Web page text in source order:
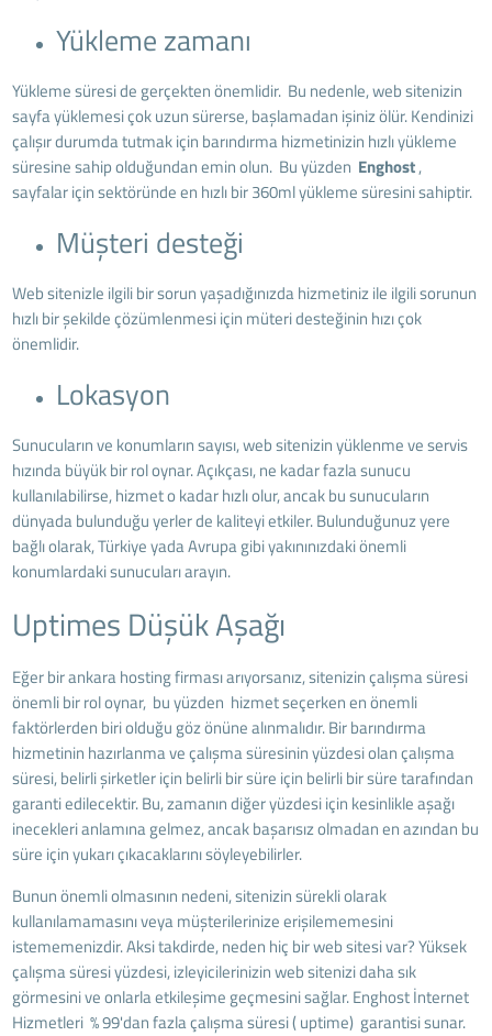
Yükleme zamanı
Yükleme süresi de gerçekten önemlidir. Bu nedenle, web sitenizin
sayfa yüklemesi çok uzun sürerse, başlamadan işiniz ölür. Kendinizi
çalışır durumda tutmak için barındırma hizmetinizin hızlı yükleme
süresine sahip olduğundan emin olun. Bu yüzden Enghost,
sayfalar için sektöründe en hızlı bir 360ml yükleme süresini sahiptir.
Müşteri desteği
Web sitenizle ilgili bir sorun yaşadığınızda hizmetiniz ile ilgili sorunun
hızlı bir şekilde çözümlenmesi için müteri desteğinin hızı çok
önemlidir.
Lokasyon
Sunucuların ve konumların sayısı, web sitenizin yüklenme ve servis
hızında büyük bir rol oynar. Açıkçası, ne kadar fazla sunucu
kullanılabilirse, hizmet o kadar hızlı olur, ancak bu sunucuların
dünyada bulunduğu yerler de kaliteyi etkiler. Bulunduğunuz yere
bağlı olarak, Türkiye yada Avrupa gibi yakınınızdaki önemli
konumlardaki sunucuları arayın.
Uptimes Düşük Aşağı
Eğer bir ankara hosting firması arıyorsanız, sitenizin çalışma süresi
önemli bir rol oynar, bu yüzden hizmet seçerken en önemli
faktörlerden biri olduğu göz önüne alınmalıdır. Bir barındırma
hizmetinin hazırlanma ve çalışma süresinin yüzdesi olan çalışma
süresi, belirli şirketler için belirli bir süre için belirli bir süre tarafından
garanti edilecektir. Bu, zamanın diğer yüzdesi için kesinlikle aşağı
inecekleri anlamına gelmez, ancak başarısız olmadan en azından bu
süre için yukarı çıkacaklarını söyleyebilirler.
Bunun önemli olmasının nedeni, sitenizin sürekli olarak
kullanılamamasını veya müşterilerinize erişilememesini
istememenizdir. Aksi takdirde, neden hiç bir web sitesi var? Yüksek
çalışma süresi yüzdesi, izleyicilerinizin web sitenizi daha sık
görmesini ve onlarla etkileşime geçmesini sağlar. Enghost İnternet
Hizmetleri % 99'dan fazla çalışma süresi ( uptime) garantisi sunar.